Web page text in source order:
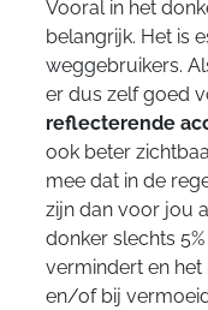
Vooral in het
belangrijk. Het is
weggebruikers.
er dus zelf goed
reflecterende
ook beter
mee dat in de
zijn dan voor jou
donker slechts
vermindert en
en/of bij